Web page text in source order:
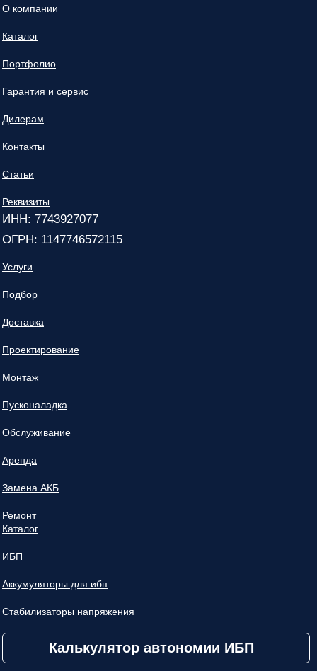
О компании
Каталог
Портфолио
Гарантия и сервис
Дилерам
Контакты
Статьи
Реквизиты
ИНН: 7743927077
ОГРН: 1147746572115
Услуги
Подбор
Доставка
Проектирование
Монтаж
Пусконаладка
Обслуживание
Аренда
Замена АКБ
Ремонт
Каталог
ИБП
Аккумуляторы для ибп
Стабилизаторы напряжения
Калькулятор автономии ИБП